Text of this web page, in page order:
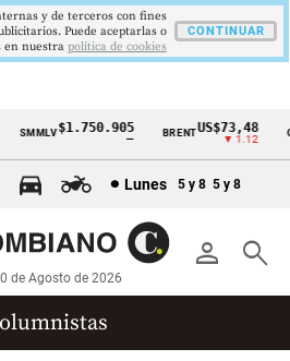
SMMLV$1.750.905 BRENTUS$73,48
▼ 1.12
Lunes 5 y 8 5 y 8
person search
de Agosto de 2026
y de terceros con fines
Puede aceptarlas o
en nuestra politica de cookies
CONTINUAR